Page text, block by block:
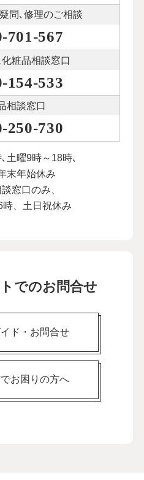
疑問､修理のご相談
701-567
粧品相談窓口
154-533
相談窓口
250-730
土曜9時～18時､
末年始休み
窓口のみ、
、土日祝休み
でのお問合せ
ド・お問合せ
お困りの方へ